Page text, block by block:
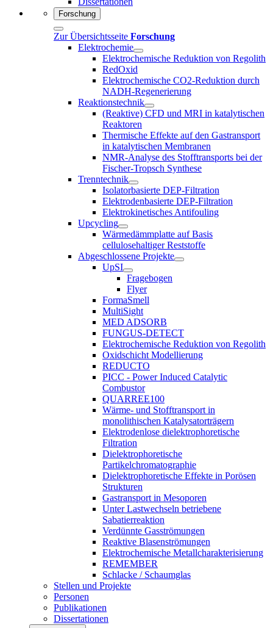
Forschung
Zur Übersichtsseite Forschung
Elektrochemie
Elektrochemische Reduktion von Regolith
RedOxid
Elektrochemische CO2-Reduktion durch
NADH-Regenerierung
Reaktionstechnik
(Reaktive) CFD und MRI in katalytischen
Reaktoren
Thermische Effekte auf den Gastransport
in katalytischen Membranen
NMR-Analyse des Stofftransports bei der
Fischer-Tropsch Synthese
Trenntechnik
Isolatorbasierte DEP-Filtration
Elektrodenbasierte DEP-Filtration
Elektrokinetisches Antifouling
Upcycling
Wärmedämmplatte auf Basis
cellulosehaltiger Reststoffe
Abgeschlossene Projekte
UpSI
Fragebogen
Flyer
FormaSmell
MultiSight
MED ADSORB
FUNGUS-DETECT
Elektrochemische Reduktion von Regolith
Oxidschicht Modellierung
REDUCTO
PICC - Power Induced Catalytic
Combustor
QUARREE100
Wärme- und Stofftransport in
monolithischen Katalysatorträgern
Elektrodenlose dielektrophoretische
Filtration
Dielektrophoretische
Partikelchromatographie
Dielektrophoretische Effekte in Porösen
Strukturen
Gastransport in Mesoporen
Unter Lastwechseln betriebene
Sabatierreaktion
Verdünnte Gasströmungen
Reaktive Blasenströmungen
Elektrochemische Metallcharakterisierung
REMEMBER
Schlacke / Schaumglas
Stellen und Projekte
Personen
Publikationen
Dissertationen